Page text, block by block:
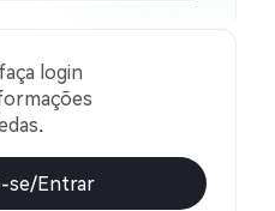
login
se/Entrar